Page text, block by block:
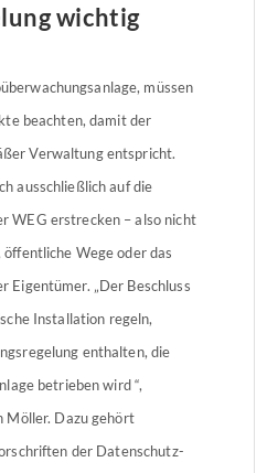
wichtig
müssen
beachten, damit der
Verwaltung entspricht.
ausschließlich auf die
WEG erstrecken – also nicht
Wege oder das
Eigentümer. „Der Beschluss
Installation regeln,
enthalten, die
betrieben wird ­“,
Möller. Dazu gehört
der Datenschutz-